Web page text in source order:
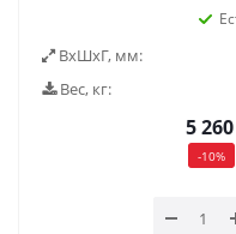
ВxШxГ, мм:
Вес, кг:
5 260
-10%